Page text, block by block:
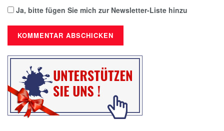
Ja, bitte fügen Sie mich zur Newsletter-Liste hinzu